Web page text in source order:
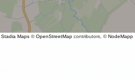
Stadia Maps ©OpenStreetMap contributors, ©NodeMapp